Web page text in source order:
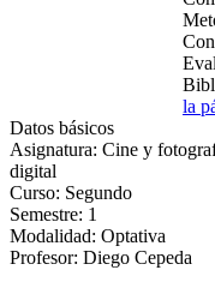
la
Datos básicos
Asignatura: Cine y
digital
Curso: Segundo
Semestre: 1
Modalidad: Optativa
Profesor: Diego Cepeda